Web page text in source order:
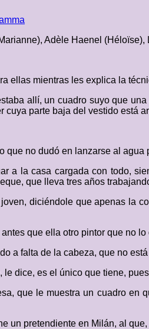
Adèle Haenel
ellas mientras les explica la
allí, un cuadro suyo que
cuya parte baja del vestido está
que no dudó en lanzarse al agua
a la casa cargada con todo,
que lleva tres años
diciéndole que apenas la
que ella otro pintor que no lo
a falta de la cabeza, que no
dice, es el único que tiene,
que le muestra un cuadro
un pretendiente en Milán, al